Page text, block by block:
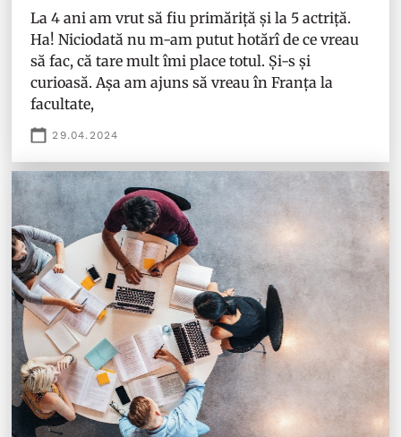
La 4 ani am vrut să fiu primăriță și la 5 actriță.
Ha! Niciodată nu m-am putut hotărî de ce vreau
să fac, că tare mult îmi place totul. Și-s și
curioasă. Așa am ajuns să vreau în Franța la
facultate,
29.04.2024